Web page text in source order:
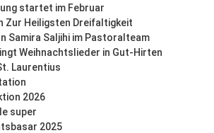
startet im Februar
Zur Heiligsten Dreifaltigkeit
Samira Saljihi im Pastoralteam
Weihnachtslieder in Gut-Hirten
Laurentius
2026
super
2025